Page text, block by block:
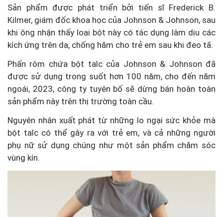
Sản phẩm được phát triển bởi tiến sĩ Frederick B.
Kilmer, giám đốc khoa học của Johnson & Johnson, sau
khi ông nhận thấy loại bột này có tác dụng làm dịu các
kích ứng trên da, chống hăm cho trẻ em sau khi đeo tã.
Phấn rôm chứa bột talc của Johnson & Johnson đã
được sử dụng trong suốt hơn 100 năm, cho đến năm
ngoái, 2023, công ty tuyên bố sẽ dừng bán hoàn toàn
sản phẩm này trên thị trường toàn cầu.
Nguyên nhân xuất phát từ những lo ngại sức khỏe mà
bột talc có thể gây ra với trẻ em, và cả những người
phụ nữ sử dụng chúng như một sản phẩm chăm sóc
vùng kín.